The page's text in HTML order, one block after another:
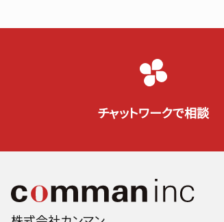
チャットワークで相談